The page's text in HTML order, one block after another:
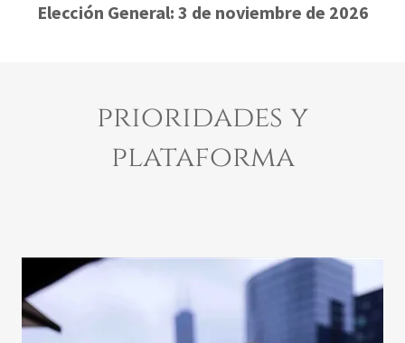
Elección General: 3 de noviembre de 2026
prioridades y
plataforma